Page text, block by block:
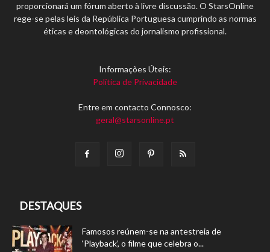
proporcionará um fórum aberto à livre discussão. O StarsOnline
rege-se pelas leis da República Portuguesa cumprindo as normas
éticas e deontológicas do jornalismo profissional.
Informações Úteis:
Política de Privacidade
Entre em contacto Connosco:
geral@starsonline.pt
DESTAQUES
Famosos reúnem-se na antestreia de
‘Playback’, o filme que celebra o...